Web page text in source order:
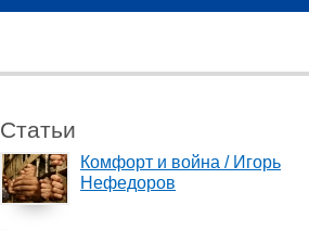
Статьи
Комфорт и война / Игорь
Нефедоров